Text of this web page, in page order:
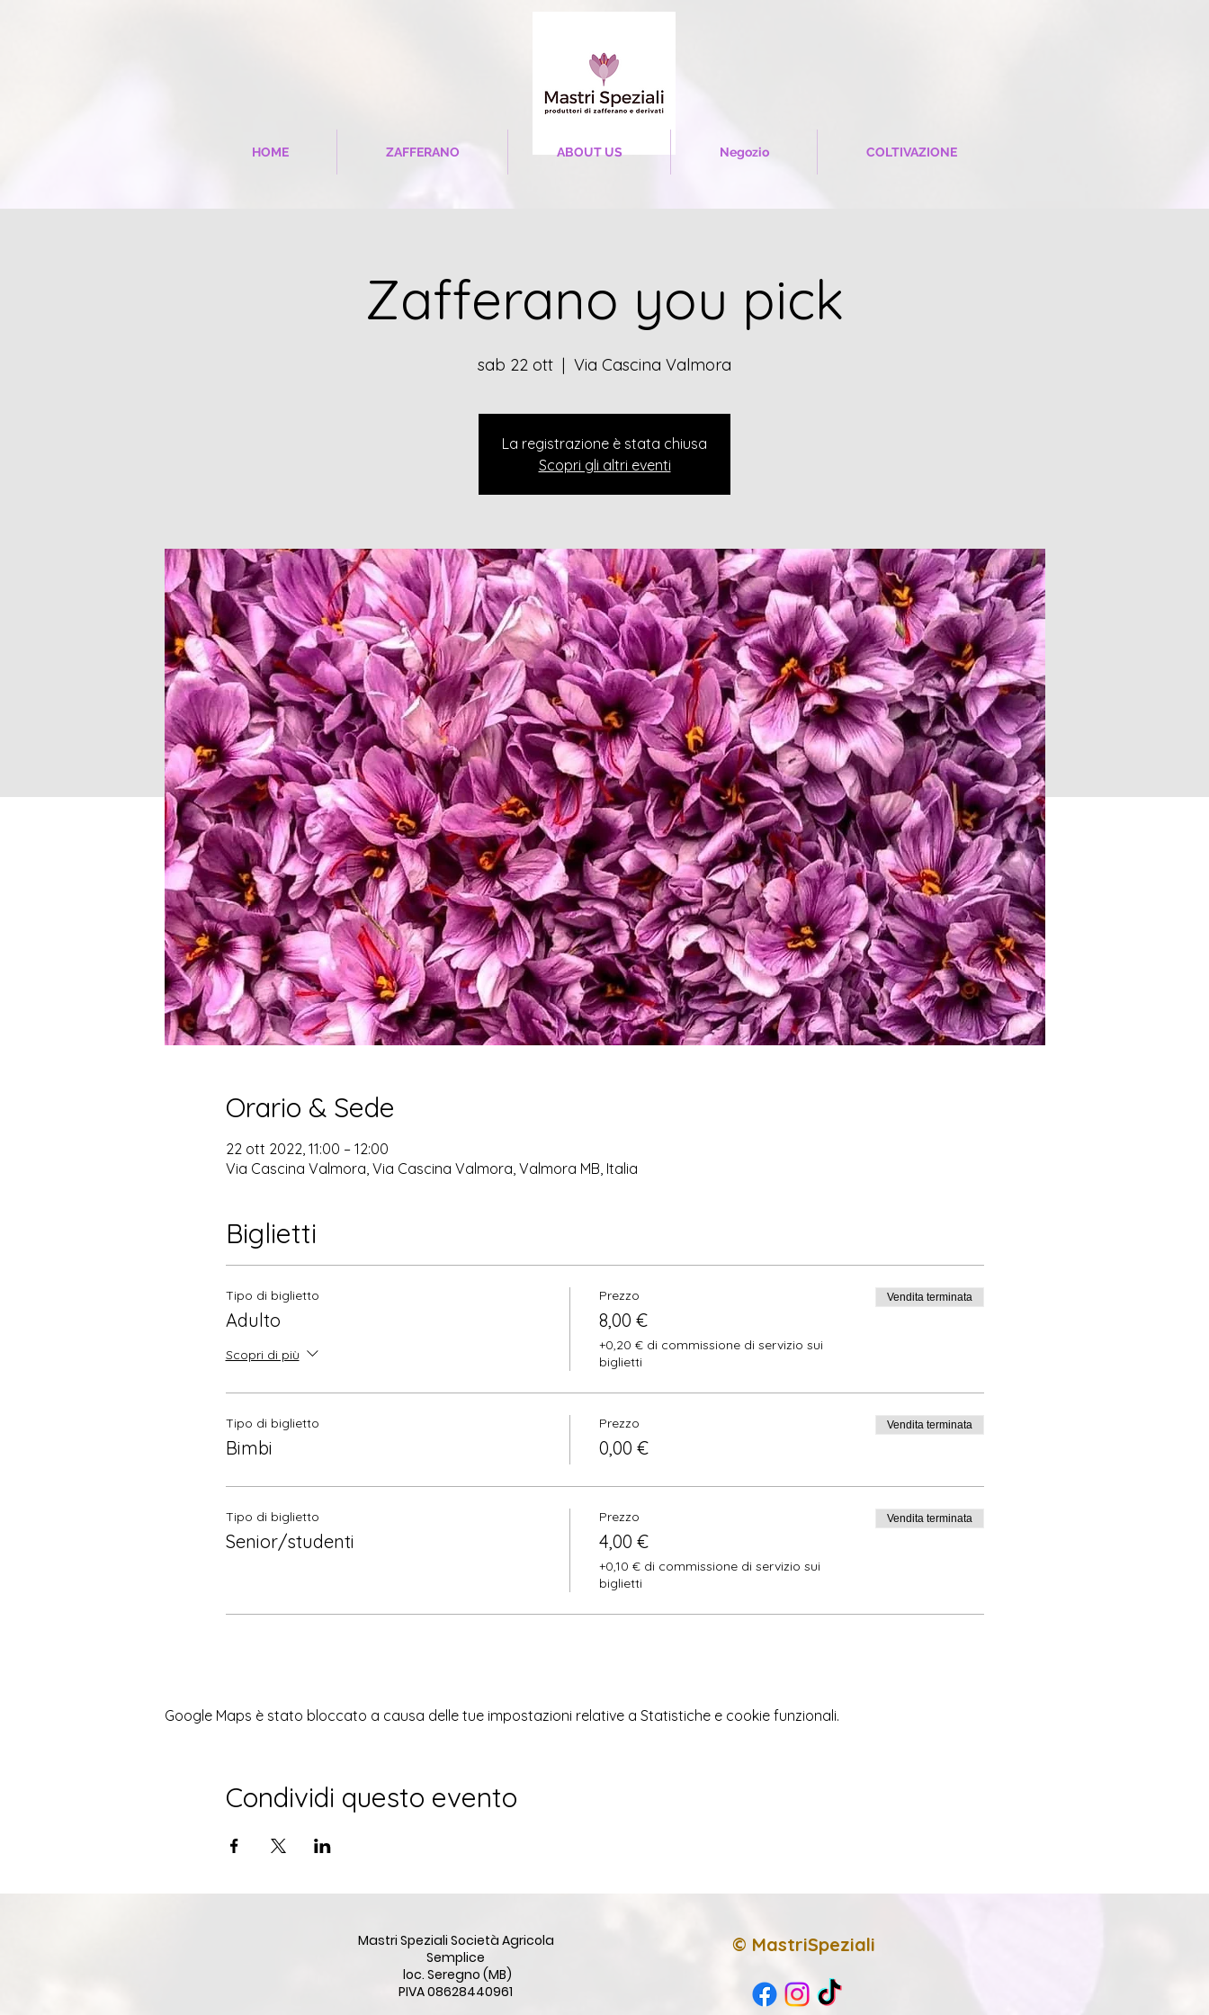
HOME ZAFFERANO ABOUT US Negozio COLTIVAZIONE
Zafferano you pick
sab 22 ott
  |
Via Cascina Valmora
La registrazione è stata chiusa
Scopri gli altri eventi
Orario & Sede
22 ott 2022, 11:00 – 12:00
Via Cascina Valmora, Via Cascina Valmora, Valmora MB, Italia
Biglietti
Tipo di biglietto
Adulto
Scopri di più
Prezzo
8,00 €
+0,20 € di commissione di servizio sui
biglietti
Vendita terminata
Tipo di biglietto
Bimbi
Prezzo
0,00 €
Vendita terminata
Tipo di biglietto
Senior/studenti
Prezzo
4,00 €
+0,10 € di commissione di servizio sui
biglietti
Vendita terminata
Google Maps è stato bloccato a causa delle tue impostazioni relative a Statistiche e cookie funzionali.
Condividi questo evento
Mastri Speziali Società Agricola
Semplice
loc. Seregno (MB)
PIVA 08628440961
© MastriSpeziali